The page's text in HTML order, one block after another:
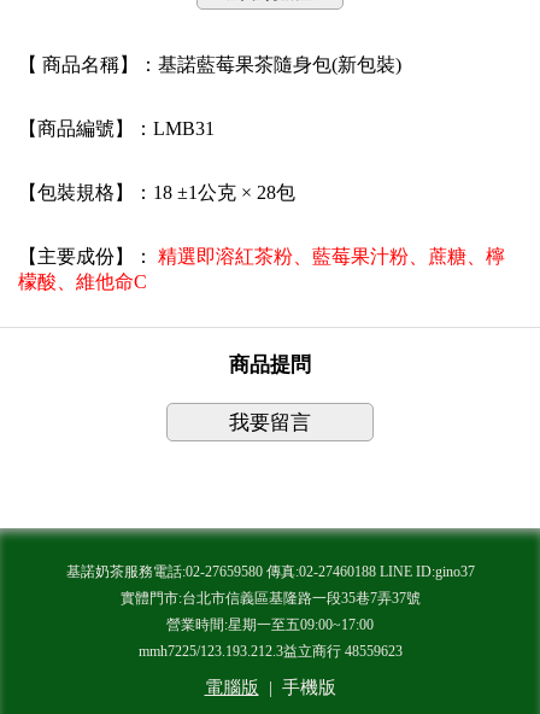
【 商品名稱】：基諾藍莓果茶隨身包(新包裝)
【商品編號】：LMB31
【包裝規格】：18 ±1公克 × 28包
【主要成份】： 精選即溶紅茶粉、藍莓果汁粉、蔗糖、檸
檬酸、維他命C
商品提問
我要留言
基諾奶茶服務電話:02-27659580 傳真:02-27460188 LINE ID:gino37
實體門市:台北市信義區基隆路一段35巷7弄37號
營業時間:星期一至五09:00~17:00
mmh7225/123.193.212.3益立商行 48559623
電腦版 | 手機版